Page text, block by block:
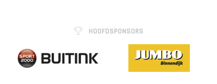
HOOFDSPONSORS